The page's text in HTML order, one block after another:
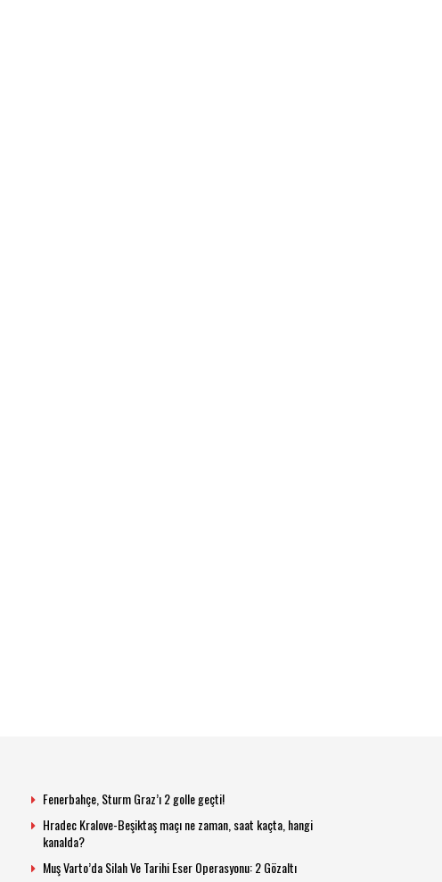
Fenerbahçe, Sturm Graz’ı 2 golle geçti!
Hradec Kralove-Beşiktaş maçı ne zaman, saat kaçta, hangi
kanalda?
Muş Varto’da Silah Ve Tarihi Eser Operasyonu: 2 Gözaltı